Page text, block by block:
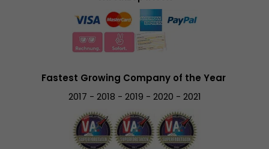
Fastest Growing Company of the Year
2017 - 2018 - 2019 - 2020 - 2021